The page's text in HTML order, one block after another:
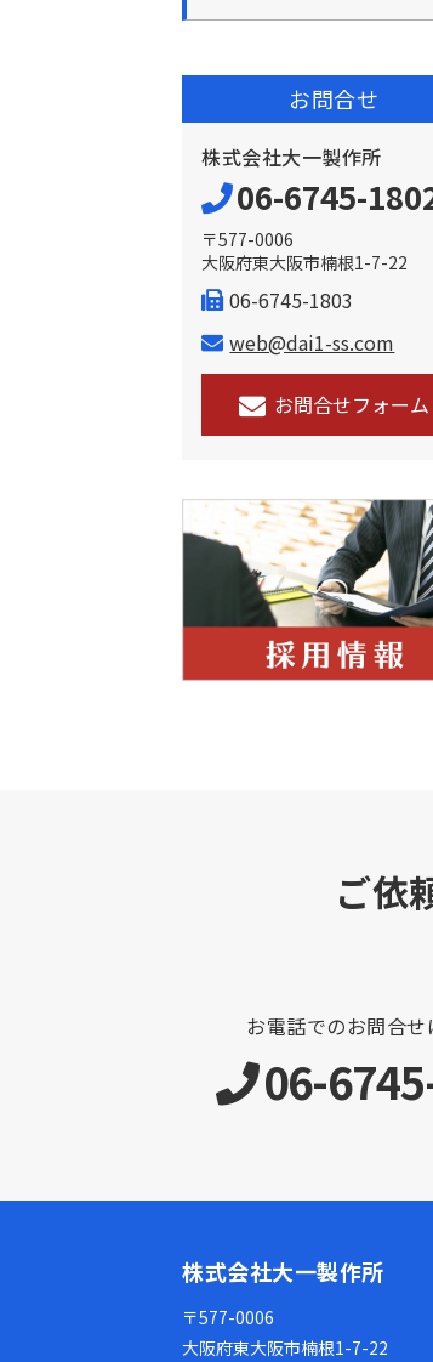
お問合せ
株式会社大一製作所
06-6745-
〒577-0006
大阪府東大阪市楠根1-7-22
06-6745-1803
web@dai1-ss.com
お問合せフォーム
ご依
お電話でのお問合せ
06-
株式会社大一製作所
〒577-0006
大阪府東大阪市楠根1-7-22